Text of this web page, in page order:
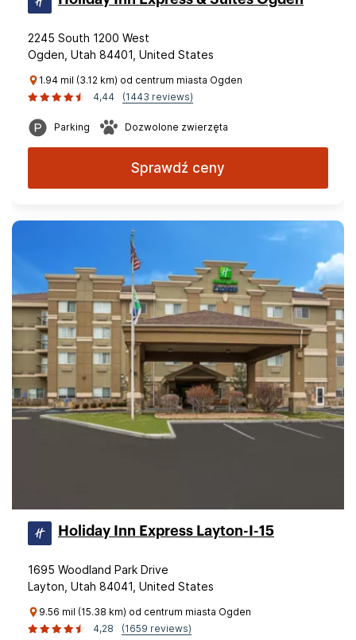
2245 South 1200 West
Ogden, Utah 84401, United States
1.94 mil (3.12 km) od centrum miasta Ogden
4,44
(1443 reviews)
Parking Dozwolone zwierzęta
Sprawdź ceny
Holiday Inn Express Layton-I-15
1695 Woodland Park Drive
Layton, Utah 84041, United States
9.56 mil (15.38 km) od centrum miasta Ogden
4,28
(1659 reviews)